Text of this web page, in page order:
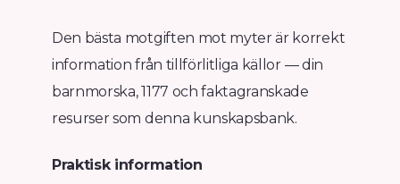
Den bästa motgiften mot myter är korrekt
information från tillförlitliga källor — din
barnmorska, 1177 och faktagranskade
resurser som denna kunskapsbank.
Praktisk information